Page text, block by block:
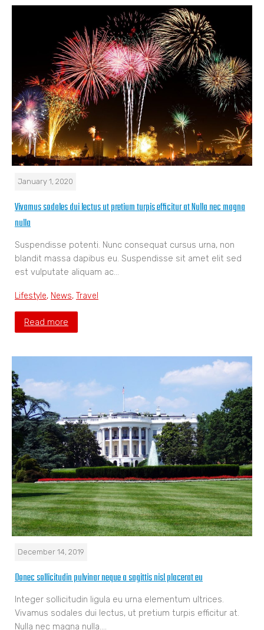
January 1, 2020
Vivamus sodales dui lectus ut pretium turpis efficitur at Nulla nec magna
nulla
Suspendisse potenti. Nunc consequat cursus urna, non
blandit massa dapibus eu. Suspendisse sit amet elit sed
est vulputate aliquam ac…
Lifestyle, News, Travel
Read more
December 14, 2019
Donec sollicitudin pulvinar neque a sagittis nisl placerat eu
Integer sollicitudin ligula eu urna elementum ultrices.
Vivamus sodales dui lectus, ut pretium turpis efficitur at.
Nulla nec magna nulla.…